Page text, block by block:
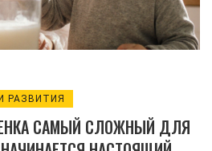
РАЗВИТИЯ
САМЫЙ СЛОЖНЫЙ ДЛЯ